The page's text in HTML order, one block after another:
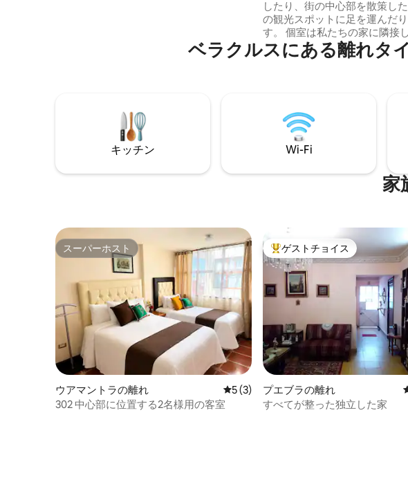
したり、街の中心部を散策し
の観光スポットに足を運んだ
す。 個室は私たちの家に隣接しているた
め、プライバシーを確保しな
的な雰囲気も楽しめます。 お部屋から数
している旅行者をお迎えします。 *請
を発行します。
ベラクルスにある離れタ
キッチン Wi-Fi
家
スーパーホスト
スーパーホスト
ウアマントラの離れ レビュー3件、5つ星中5つ星の平均評価
5 (3)
302 中心部に位置する2名様用の客室
大好評のゲストチョイスです。
ゲストチョイス
プエブラの離れ
すべてが整った独立した家